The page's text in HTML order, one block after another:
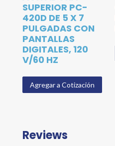
SUPERIOR PC-
420D DE 5 X 7
PULGADAS CON
PANTALLAS
DIGITALES, 120
V/60 HZ
Agregar a Cotización
Reviews